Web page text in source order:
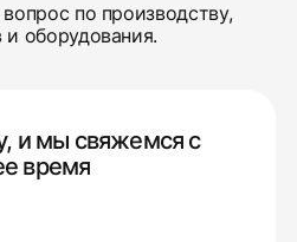
по производству,
оборудования.
и мы свяжемся с
время